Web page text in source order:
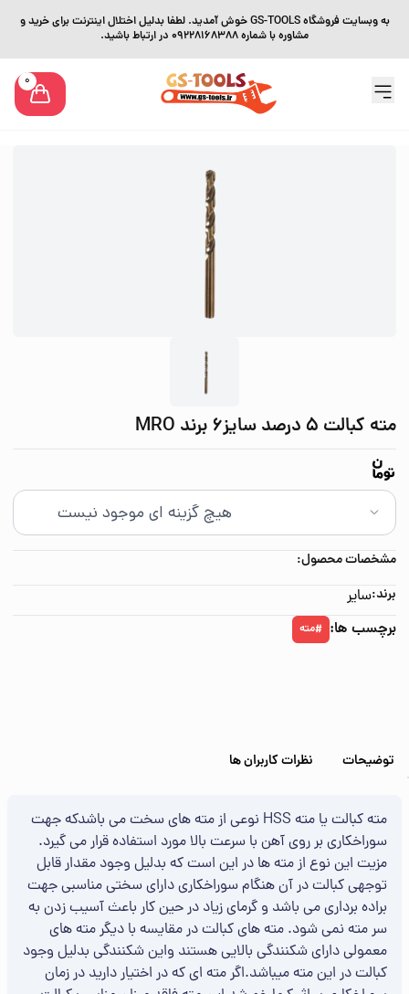
به وبسایت فروشگاه GS-TOOLS خوش آمدید. لطفا بدلیل اختلال اینترنت برای خرید و
مشاوره با شماره 09228168388 در ارتباط باشید.
0
مته کبالت 5 درصد سایز6 برند MRO
مشخصات محصول:
برند:سایر
برچسب ها: #مته
توضیحات نظرات کاربران ها
مته کبالت یا مته HSS نوعی از مته های سخت می باشدکه جهت
سوراخکاری بر روی آهن با سرعت بالا مورد استفاده قرار می گیرد.
مزیت این نوع از مته ها در این است که بدلیل وجود مقدار قابل
توجهی کبالت در آن هنگام سوراخکاری دارای سختی مناسبی جهت
براده برداری می باشد و گرمای زیاد در حین کار باعث آسیب زدن به
سر مته نمی شود. مته های کبالت در مقایسه با دیگر مته های
معمولی دارای شکنندگی بالایی هستند واین شکنندگی بدلیل وجود
کبالت در این مته میباشد.اگر مته ای که در اختیار دارید در زمان